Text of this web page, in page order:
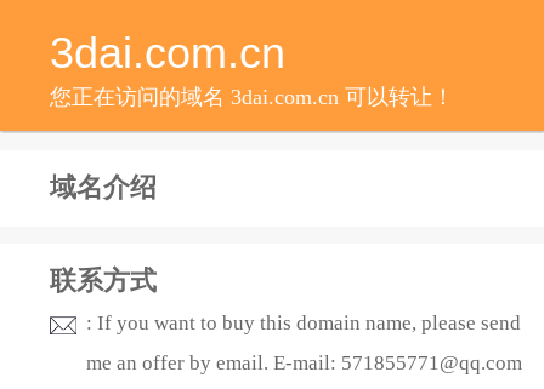
3dai.com.cn
您正在访问的域名 3dai.com.cn 可以转让！
域名介绍
联系方式
: If you want to buy this domain name, please send
me an offer by email. E-mail: 571855771@qq.com